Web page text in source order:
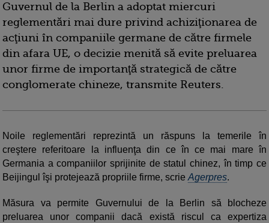
Guvernul de la Berlin a adoptat miercuri
reglementări mai dure privind achiziţionarea de
acţiuni în companiile germane de către firmele
din afara UE, o decizie menită să evite preluarea
unor firme de importanţă strategică de către
conglomerate chineze, transmite Reuters.
Noile reglementări reprezintă un răspuns la temerile în
creştere referitoare la influenţa din ce în ce mai mare în
Germania a companiilor sprijinite de statul chinez, în timp ce
Beijingul îşi protejează propriile firme, scrie Agerpres.
Măsura va permite Guvernului de la Berlin să blocheze
preluarea unor companii dacă există riscul ca expertiza